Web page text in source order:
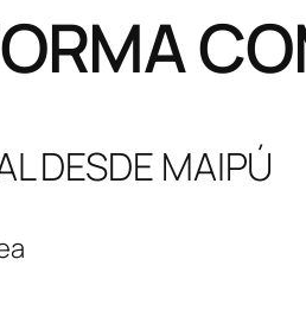
DESDE MAIPÚ